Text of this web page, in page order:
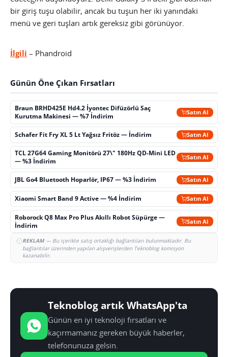
bir giriş tuşu olabilir, ancak bu tuşun her iki yanındaki
menü ve geri tuşları artık gereksiz gibi görünüyor.
İlgili – Phandroid
Günün Öne Çıkan Fırsatları
Braun BRHD425E Hd4.2 İyontec Difüzörlü Saç
Kurutma Makinesi — %7 İndirim
Satın Al
Schafer Fit Fry XL 5 Lt Yağsız Fritöz — İndirim Satın Al
TCL 27G64 Gaming Monitörü 27\" 180Hz QD-Mini LED
— %3 İndirim
Satın Al
JBL Go4 Bluetooth Hoparlör, IP67 — %3 İndirim Satın Al
Xiaomi Smart Band 9 Active — %4 İndirim Satın Al
Roborock Q8 Max Pro Plus Akıllı Robot Süpürge —
İndirim
Satın Al
REKLAM— Bu içerikte satış ortaklığı bağlantıları bulunmaktadır. Bu
bağlantılar üzerinden yapılan alışverişlerden Teknoblog komisyon
kazanabilir.
Teknoblog artık WhatsApp'ta
Günün en iyi teknoloji fırsatları ve
kaçırmamanız gereken büyük haberler,
telefonunuza gelsin.